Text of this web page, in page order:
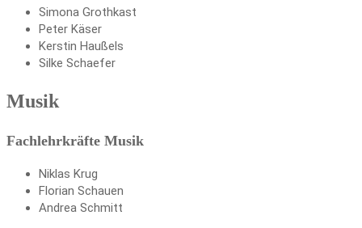
Simona Grothkast
Peter Käser
Kerstin Haußels
Silke Schaefer
Musik
Fachlehrkräfte Musik
Niklas Krug
Florian Schauen
Andrea Schmitt